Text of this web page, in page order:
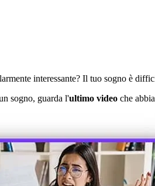
interessante? Il tuo sogno è
sogno, guarda l'ultimo video che